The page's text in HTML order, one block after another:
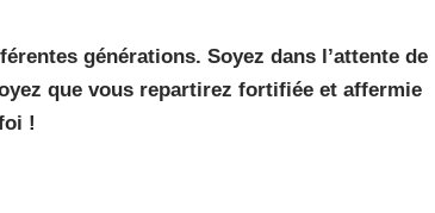
générations. Soyez dans l’attente de
que vous repartirez fortifiée et affermie
!